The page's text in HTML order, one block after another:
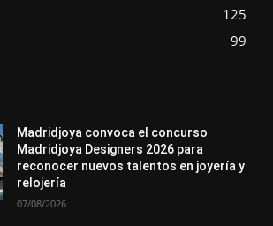
125
99
Premios Secciones
Madridjoya convoca el concurso
Madridjoya Designers 2026 para
reconocer nuevos talentos en joyería y
relojería
07/08/2026